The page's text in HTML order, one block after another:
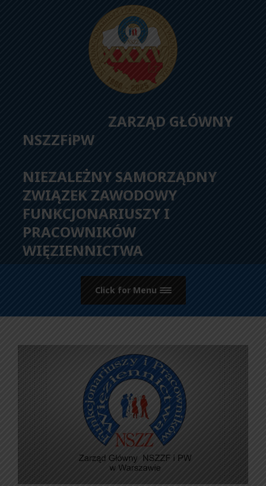
ZARZĄD GŁÓWNY
NSZZFiPW
NIEZALEŻNY SAMORZĄDNY
ZWIĄZEK ZAWODOWY
FUNKCJONARIUSZY I
PRACOWNIKÓW
WIĘZIENNICTWA
Click for Menu